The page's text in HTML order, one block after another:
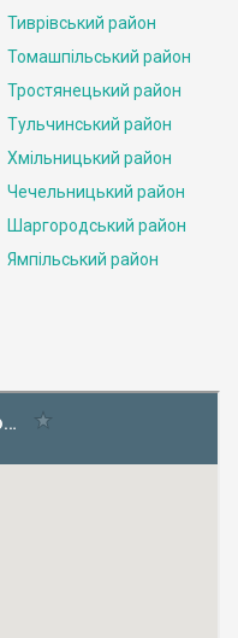
Тиврівський район
Томашпільський район
Тростянецький район
Тульчинський район
Хмільницький район
Чечельницький район
Шаргородський район
Ямпільський район